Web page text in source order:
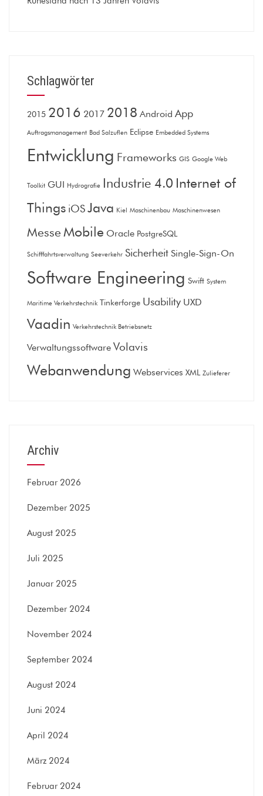
Schlagwörter
2015 2016 2017 2018 Android App
Auftragsmanagement Bad Salzuflen Eclipse Embedded Systems
Entwicklung Frameworks GIS Google Web
Toolkit GUI Hydrografie Industrie 4.0 Internet of
Things iOSJava Kiel Maschinenbau Maschinenwesen
Messe Mobile Oracle PostgreSQL
Schifffahrtsverwaltung Seeverkehr Sicherheit Single-Sign-On
Software Engineering Swift System
Maritime Verkehrstechnik Tinkerforge Usability UXD
Vaadin Verkehrstechnik Betriebsnetz
Verwaltungssoftware Volavis
Webanwendung Webservices XML Zulieferer
Archiv
Februar 2026
Dezember 2025
August 2025
Juli 2025
Januar 2025
Dezember 2024
November 2024
September 2024
August 2024
Juni 2024
April 2024
März 2024
Februar 2024